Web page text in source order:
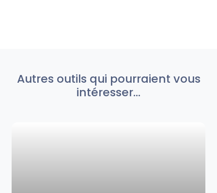
Autres outils qui pourraient vous
intéresser...